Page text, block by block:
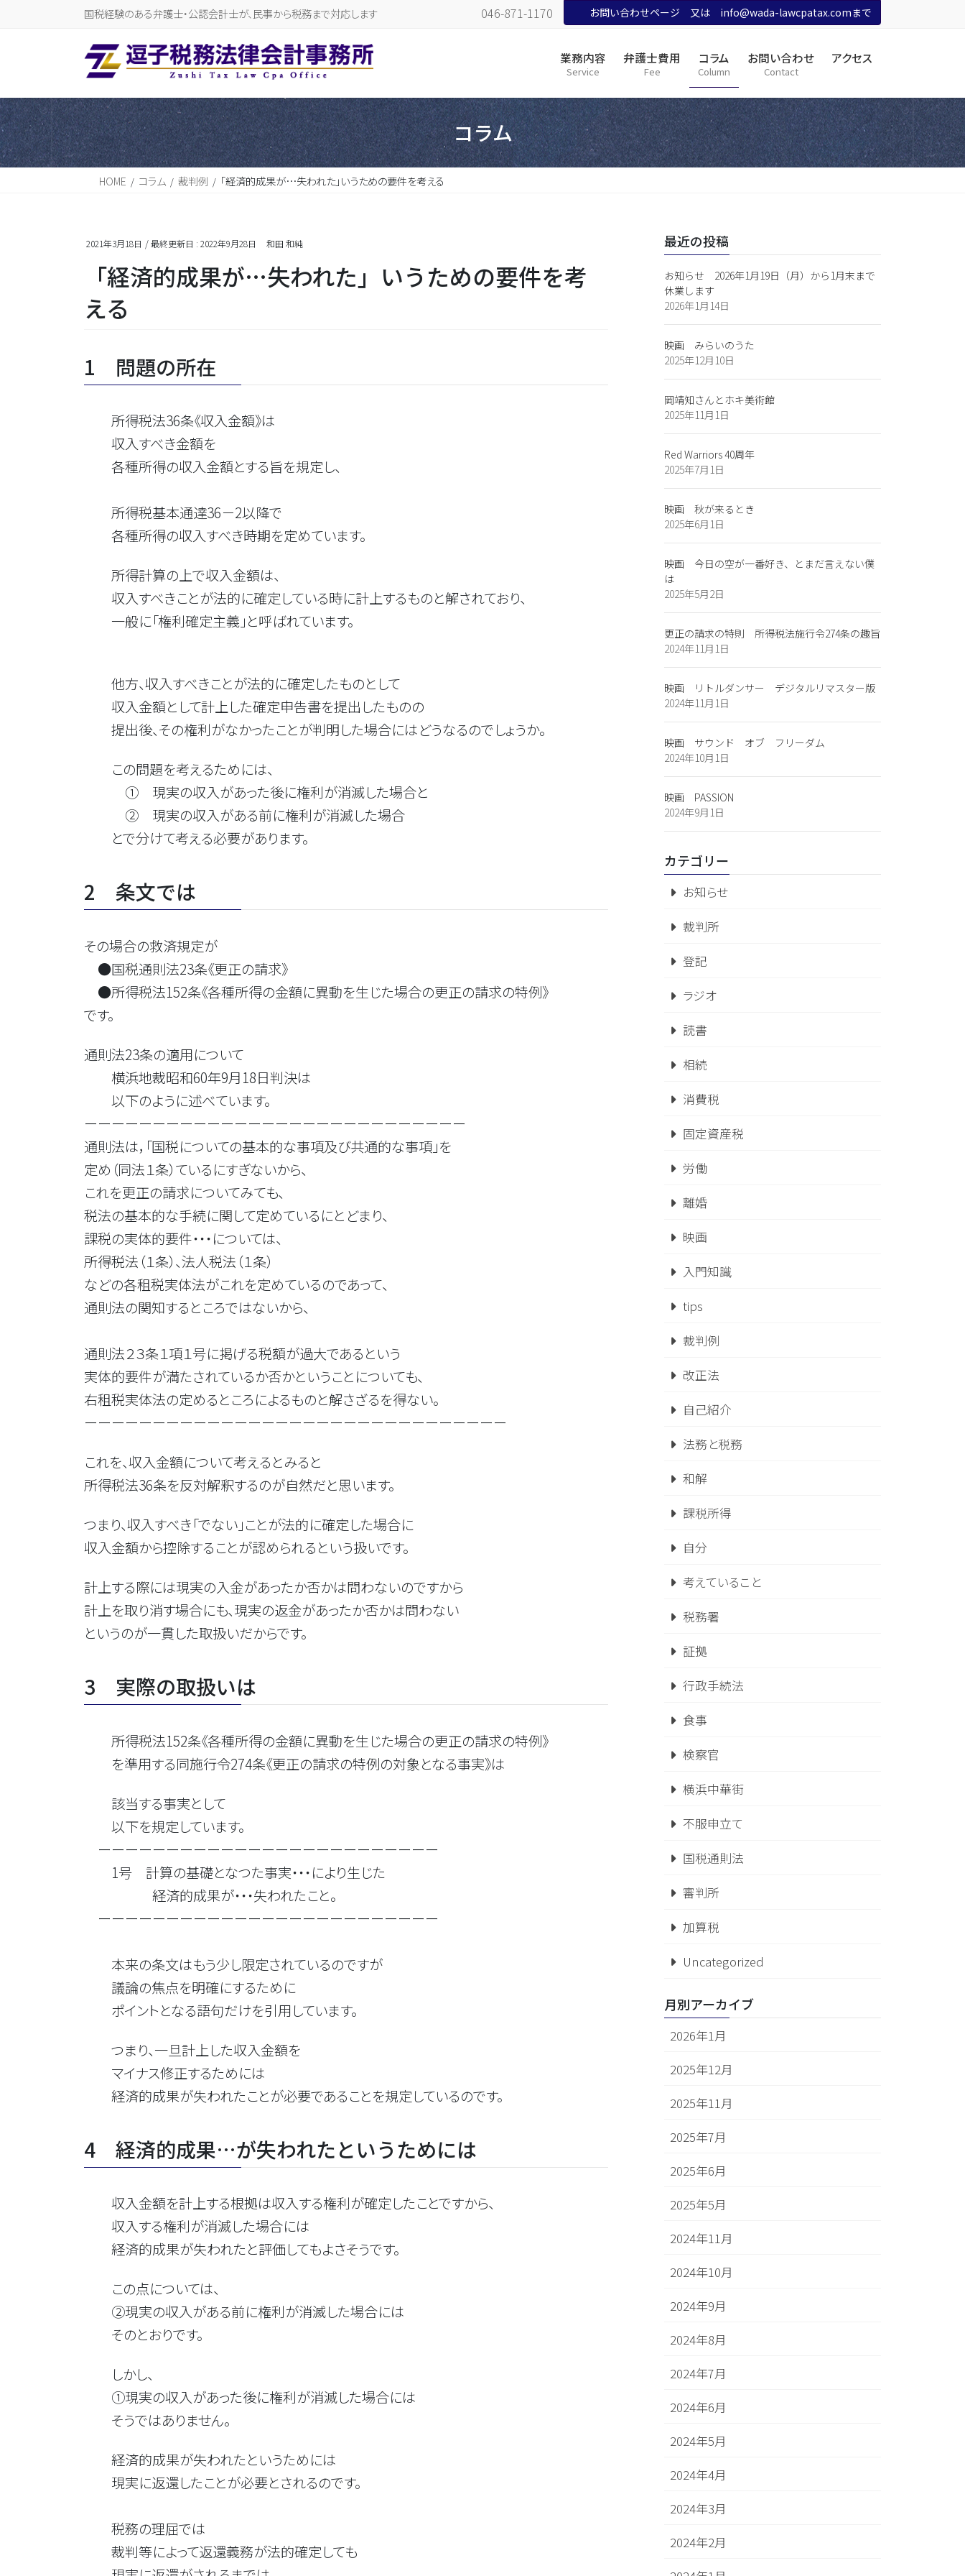
国税経験のある弁護士・公認会計士が、民事から税務まで対応します 046-871-1170 お問い合わせページ 又は info@wada-lawcpatax.comまで
業務内容
Service
弁護士費用
Fee
コラム
Column
お問い合わせ
Contact
アクセス
コラム
HOME コラム 裁判例 「経済的成果が…失われた」いうための要件を考える
2021年3月18日 / 最終更新日 : 2022年9月28日 和田 和純
「経済的成果が…失われた」いうための要件を考
える
1 問題の所在
所得税法36条《収入金額》は
収入すべき金額を
各種所得の収入金額とする旨を規定し、
所得税基本通達36－2以降で
各種所得の収入すべき時期を定めています。
所得計算の上で収入金額は、
収入すべきことが法的に確定している時に計上するものと解されており、
一般に「権利確定主義」と呼ばれています。
他方、収入すべきことが法的に確定したものとして
収入金額として計上した確定申告書を提出したものの
提出後、その権利がなかったことが判明した場合にはどうなるのでしょうか。
この問題を考えるためには、
① 現実の収入があった後に権利が消滅した場合と
② 現実の収入がある前に権利が消滅した場合
とで分けて考える必要があります。
2 条文では
その場合の救済規定が
●国税通則法23条《更正の請求》
●所得税法152条《各種所得の金額に異動を生じた場合の更正の請求の特例》
です。
通則法23条の適用について
横浜地裁昭和60年9月18日判決は
以下のように述べています。
ーーーーーーーーーーーーーーーーーーーーーーーーーーーー
通則法は，「国税についての基本的な事項及び共通的な事項」を
定め（同法１条）ているにすぎないから、
これを更正の請求についてみても、
税法の基本的な手続に関して定めているにとどまり、
課税の実体的要件・・・については、
所得税法（１条）、法人税法（１条）
などの各租税実体法がこれを定めているのであって、
通則法の関知するところではないから、
通則法２３条１項１号に掲げる税額が過大であるという
実体的要件が満たされているか否かということについても、
右租税実体法の定めるところによるものと解さざるを得ない。
ーーーーーーーーーーーーーーーーーーーーーーーーーーーーーーー
これを、収入金額について考えるとみると
所得税法36条を反対解釈するのが自然だと思います。
つまり、収入すべき「でない」ことが法的に確定した場合に
収入金額から控除することが認められるという扱いです。
計上する際には現実の入金があったか否かは問わないのですから
計上を取り消す場合にも、現実の返金があったか否かは問わない
というのが一貫した取扱いだからです。
3 実際の取扱いは
所得税法152条《各種所得の金額に異動を生じた場合の更正の請求の特例》
を準用する同施行令274条《更正の請求の特例の対象となる事実》は
該当する事実として
以下を規定しています。
ーーーーーーーーーーーーーーーーーーーーーーーーー
1号 計算の基礎となつた事実・・・により生じた
経済的成果が・・・失われたこと。
ーーーーーーーーーーーーーーーーーーーーーーーーー
本来の条文はもう少し限定されているのですが
議論の焦点を明確にするために
ポイントとなる語句だけを引用しています。
つまり、一旦計上した収入金額を
マイナス修正するためには
経済的成果が失われたことが必要であることを規定しているのです。
4 経済的成果…が失われたというためには
収入金額を計上する根拠は収入する権利が確定したことですから、
収入する権利が消滅した場合には
経済的成果が失われたと評価してもよさそうです。
この点については、
②現実の収入がある前に権利が消滅した場合には
そのとおりです。
しかし、
①現実の収入があった後に権利が消滅した場合には
そうではありません。
経済的成果が失われたというためには
現実に返還したことが必要とされるのです。
税務の理屈では
裁判等によって返還義務が法的確定しても
最近の投稿
お知らせ 2026年1月19日（月）から1月末まで
休業します
2026年1月14日
映画 みらいのうた
2025年12月10日
岡靖知さんとホキ美術館
2025年11月1日
Red Warriors 40周年
2025年7月1日
映画 秋が来るとき
2025年6月1日
映画 今日の空が一番好き、とまだ言えない僕
は
2025年5月2日
更正の請求の特則 所得税法施行令274条の趣旨
2024年11月1日
映画 リトルダンサー デジタルリマスター版
2024年11月1日
映画 サウンド オブ フリーダム
2024年10月1日
映画 PASSION
2024年9月1日
カテゴリー
お知らせ
裁判所
登記
ラジオ
読書
相続
消費税
固定資産税
労働
離婚
映画
入門知識
tips
裁判例
改正法
自己紹介
法務と税務
和解
課税所得
自分
考えていること
税務署
証拠
行政手続法
食事
検察官
横浜中華街
不服申立て
国税通則法
審判所
加算税
Uncategorized
月別アーカイブ
2026年1月
2025年12月
2025年11月
2025年7月
2025年6月
2025年5月
2024年11月
2024年10月
2024年9月
2024年8月
2024年7月
2024年6月
2024年5月
2024年4月
2024年3月
2024年2月